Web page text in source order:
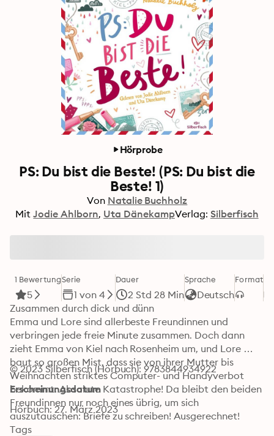
Hörprobe
PS: Du bist die Beste! (PS: Du bist die
Beste! 1)
Von Natalie Buchholz
Mit Jodie Ahlborn Uta DänekampVerlag: Silberfisch
1 Bewertung
5
Serie
1 von 4
Dauer
2 Std 28 Min
Sprache
Deutsch
Format
Zusammen durch dick und dünn
Emma und Lore sind allerbeste Freundinnen und
verbringen jede freie Minute zusammen. Doch dann
zieht Emma von Kiel nach Rosenheim um, und Lore
baut so großen Mist, dass sie von ihrer Mutter bis
Weihnachten striktes Computer- und Handyverbot
bekommt. Absolute Katastrophe! Da bleibt den beiden
Freundinnen nur noch eines übrig, um sich
auszutauschen: Briefe zu schreiben! Ausgerechnet!
Briefe über Schmetterlinge im Bauch, Liebeszauber,
© 2023 Silberfisch (Hörbuch): 9783844934922
Erscheinungsdatum
Hörbuch: 27. März 2023
Tags